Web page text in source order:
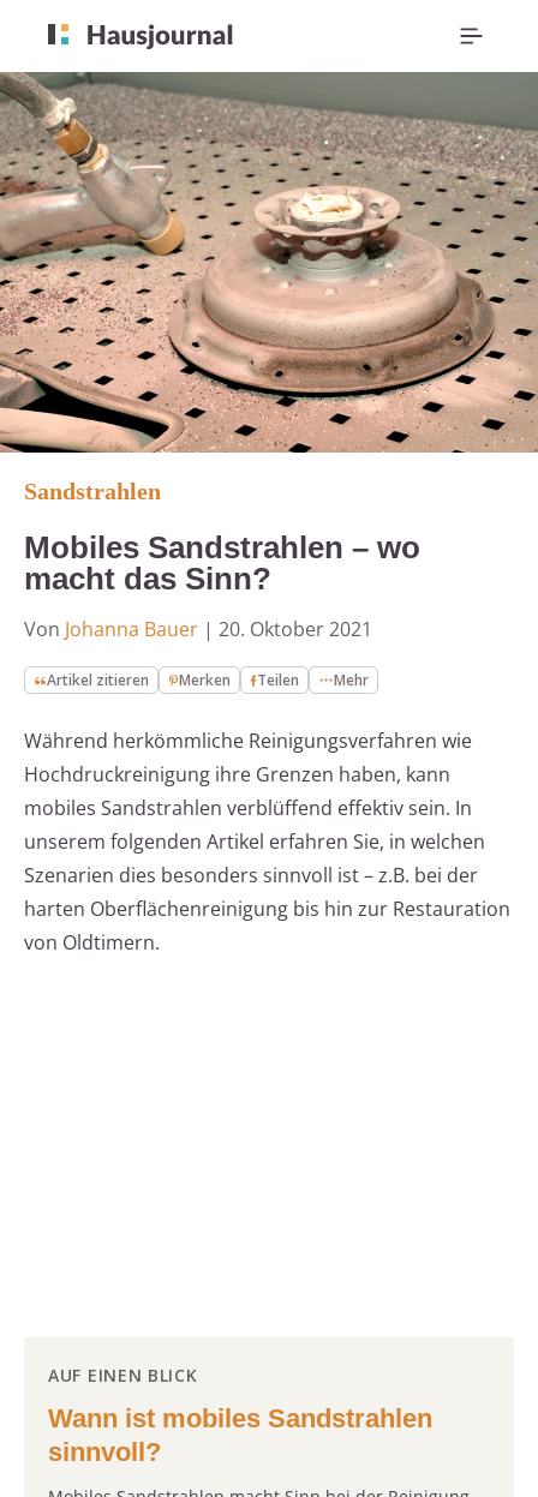
Sandstrahlen
Mobiles Sandstrahlen – wo
macht das Sinn?
Von Johanna Bauer | 20. Oktober 2021
Artikel zitieren Merken Teilen Mehr
Während herkömmliche Reinigungsverfahren wie
Hochdruckreinigung ihre Grenzen haben, kann
mobiles Sandstrahlen verblüffend effektiv sein. In
unserem folgenden Artikel erfahren Sie, in welchen
Szenarien dies besonders sinnvoll ist – z.B. bei der
harten Oberflächenreinigung bis hin zur Restauration
von Oldtimern.
AUF EINEN BLICK
Wann ist mobiles Sandstrahlen
sinnvoll?